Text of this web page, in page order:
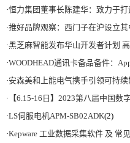
·恒力集团董事长陈建华：致力于打造全球行业标杆，为国家的
·推好品牌观察：西门子在沪设立其
·黑芝麻智能发布华山开发者计划
·WOODHEAD通讯卡备品备件：Applicom
·安森美和上能电气携手引领可持续能源应用的发展 两家公司
· 【6.15-16日】2023第八届中国
·LS伺服电机APM-SB02ADK(2)
·Kepware 工业数据采集软件 及 常